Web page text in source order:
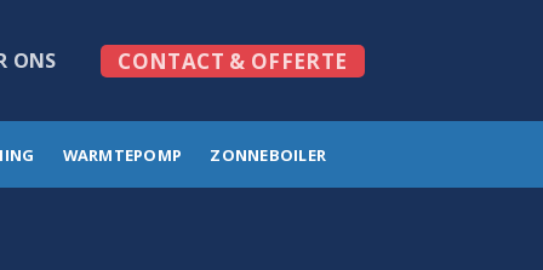
ONS CONTACT & OFFERTE
WARMTEPOMP ZONNEBOILER